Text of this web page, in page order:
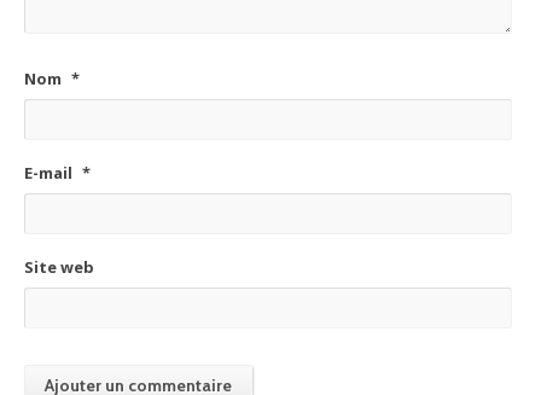
Nom *
E-mail *
Site web